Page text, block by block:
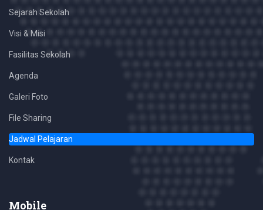
Sejarah Sekolah
Visi & Misi
Fasilitas Sekolah
Agenda
Galeri Foto
File Sharing
Jadwal Pelajaran
Kontak
Mobile